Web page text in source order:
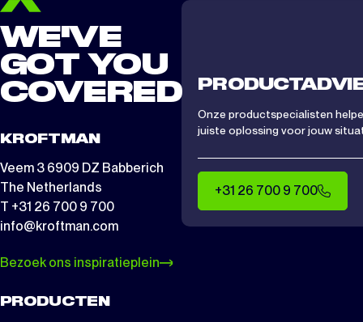
WE'VE
GOT YOU
COVERED
KROFTMAN
Veem 3 6909 DZ Babberich
The Netherlands
T +31 26 700 9 700
info@kroftman.com
Bezoek ons inspiratieplein
PRODUCTEN
Onze productspecialisten
juiste oplossing voor jouw
+31 26 700 9 700